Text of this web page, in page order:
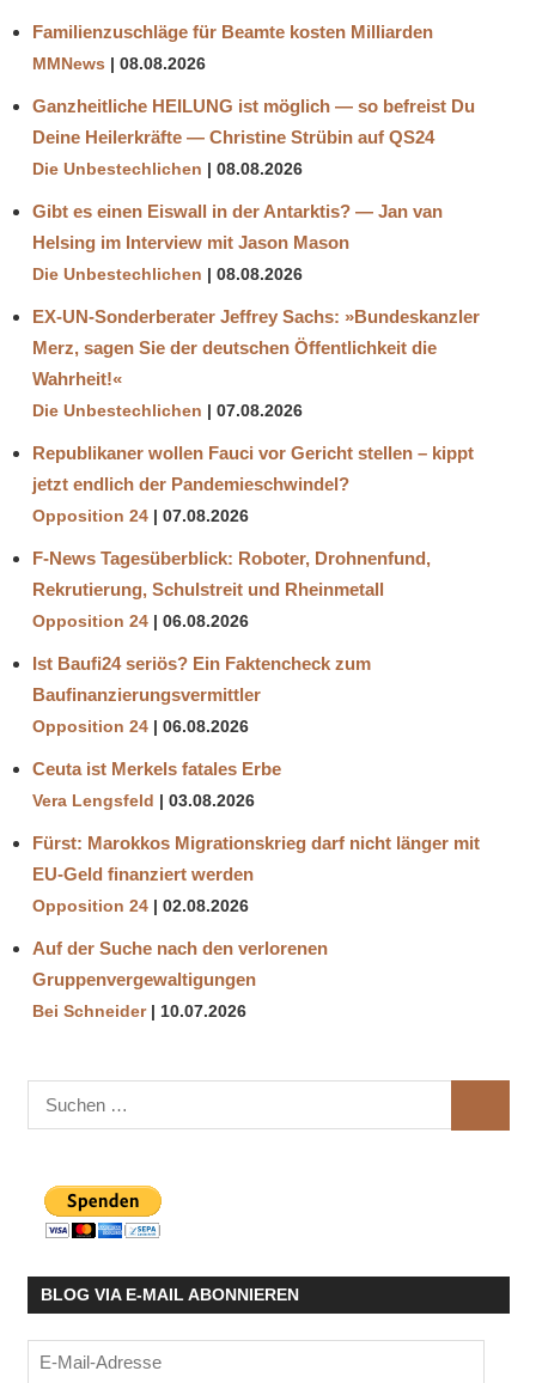
Familienzuschläge für Beamte kosten Milliarden
MMNews 08.08.2026
Ganzheitliche HEILUNG ist möglich — so befreist Du
Deine Heilerkräfte — Christine Strübin auf QS24
Die Unbestechlichen 08.08.2026
Gibt es einen Eiswall in der Antarktis? — Jan van
Helsing im Interview mit Jason Mason
Die Unbestechlichen 08.08.2026
EX-UN-Sonderberater Jeffrey Sachs: »Bundeskanzler
Merz, sagen Sie der deutschen Öffentlichkeit die
Wahrheit!«
Die Unbestechlichen 07.08.2026
Republikaner wollen Fauci vor Gericht stellen – kippt
jetzt endlich der Pandemieschwindel?
Opposition 24 07.08.2026
F-News Tagesüberblick: Roboter, Drohnenfund,
Rekrutierung, Schulstreit und Rheinmetall
Opposition 24 06.08.2026
Ist Baufi24 seriös? Ein Faktencheck zum
Baufinanzierungsvermittler
Opposition 24 06.08.2026
Ceuta ist Merkels fatales Erbe
Vera Lengsfeld 03.08.2026
Fürst: Marokkos Migrationskrieg darf nicht länger mit
EU-Geld finanziert werden
Opposition 24 02.08.2026
Auf der Suche nach den verlorenen
Gruppenvergewaltigungen
Bei Schneider 10.07.2026
Suchen
nach:
BLOG VIA E-MAIL ABONNIEREN
E-